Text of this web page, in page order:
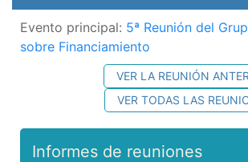
Evento principal: 5ª Reunión del
sobre Financiamiento
VER LA REUNIÓN
VER TODAS LAS
Informes de reuniones